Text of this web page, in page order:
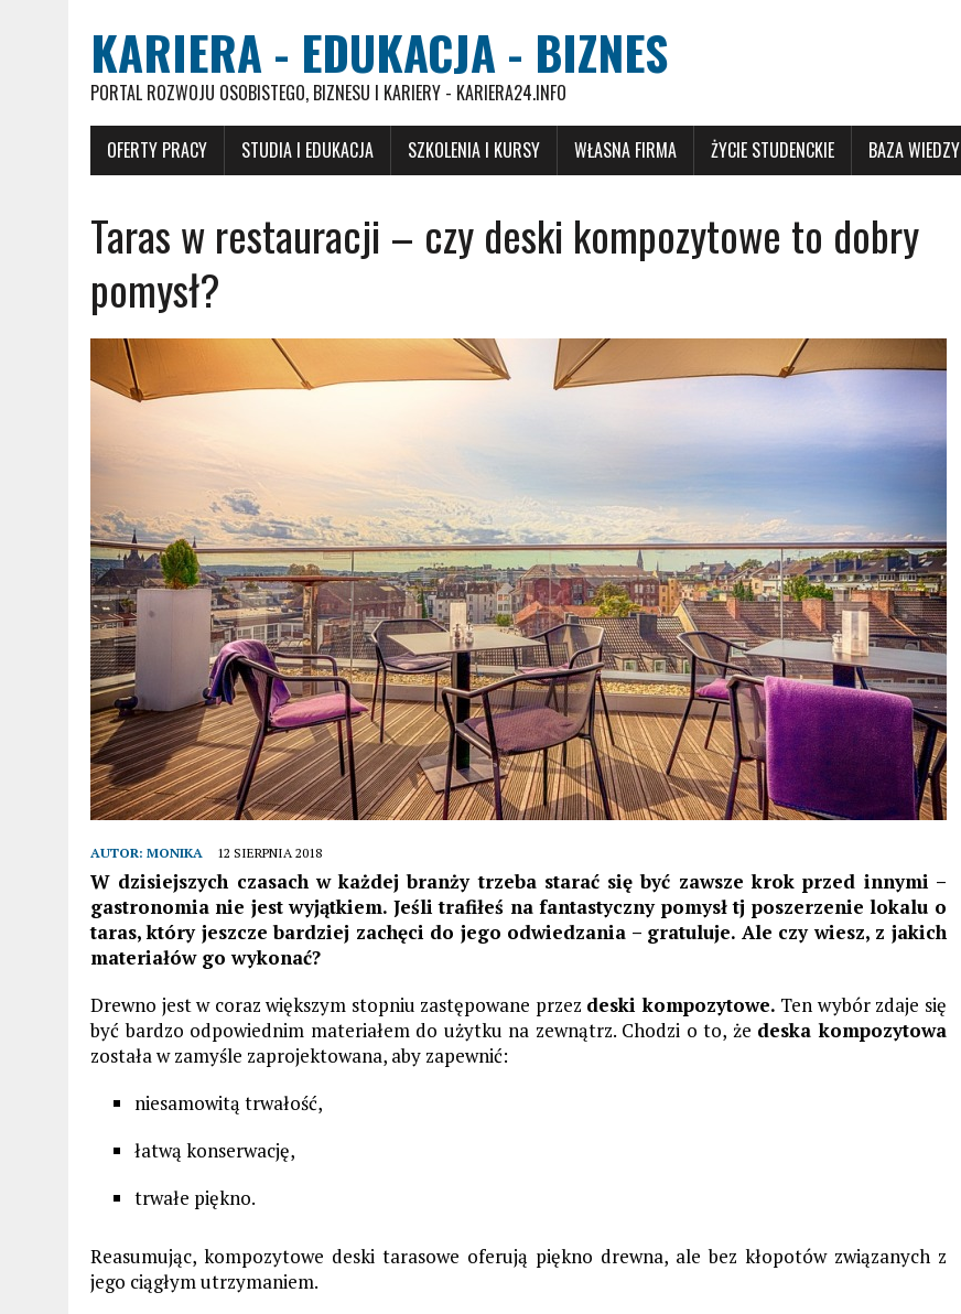
KARIERA - EDUKACJA - BIZNES
PORTAL ROZWOJU OSOBISTEGO, BIZNESU I KARIERY - KARIERA24.INFO
OFERTY PRACY STUDIA I EDUKACJA SZKOLENIA I KURSY WŁASNA FIRMA ŻYCIE STUDENCKIE BAZA WIEDZY
Taras w restauracji – czy deski kompozytowe to dobry
pomysł?
AUTOR: MONIKA 12 SIERPNIA 2018
W dzisiejszych czasach w każdej branży trzeba starać się być zawsze krok przed innymi –
gastronomia nie jest wyjątkiem. Jeśli trafiłeś na fantastyczny pomysł tj poszerzenie lokalu o
taras, który jeszcze bardziej zachęci do jego odwiedzania – gratuluje. Ale czy wiesz, z jakich
materiałów go wykonać?
Drewno jest w coraz większym stopniu zastępowane przez deski kompozytowe. Ten wybór zdaje się
być bardzo odpowiednim materiałem do użytku na zewnątrz. Chodzi o to, że deska kompozytowa
została w zamyśle zaprojektowana, aby zapewnić:
niesamowitą trwałość,
łatwą konserwację,
trwałe piękno.
Reasumując, kompozytowe deski tarasowe oferują piękno drewna, ale bez kłopotów związanych z
jego ciągłym utrzymaniem.